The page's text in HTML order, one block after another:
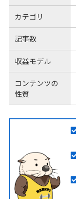
カテゴリ
記事数
収益モデル
コンテンツの
性質